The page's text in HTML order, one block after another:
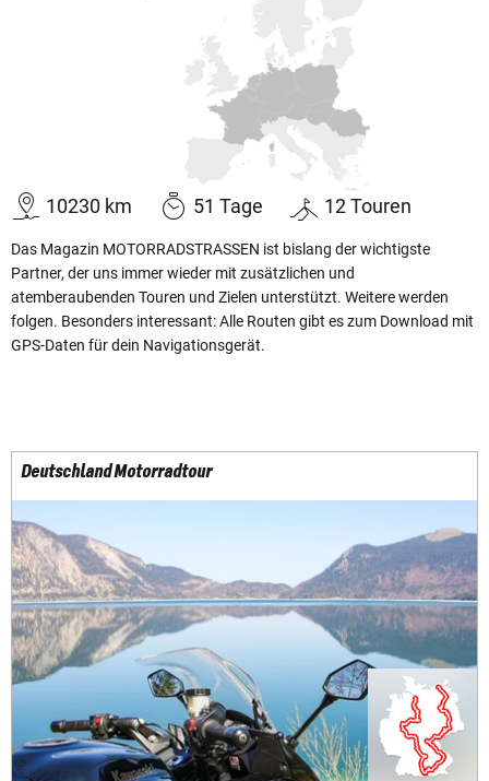
10230 km 51 Tage 12Touren
Das Magazin MOTORRADSTRASSEN ist bislang der wichtigste
Partner, der uns immer wieder mit zusätzlichen und
atemberaubenden Touren und Zielen unterstützt. Weitere werden
folgen. Besonders interessant: Alle Routen gibt es zum Download mit
GPS-Daten für dein Navigationsgerät.
Deutschland Motorradtour